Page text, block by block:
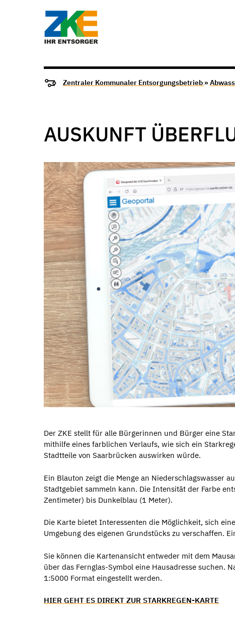
Zentraler Kommunaler Entsorgungsbetrieb »
AUSKUNFT
Der ZKE stellt für alle Bürgerinnen und Bürger eine
mithilfe eines farblichen Verlaufs, wie sich ein
Stadtteile von Saarbrücken auswirken würde.
Ein Blauton zeigt die Menge an Niederschlagswasser
Stadtgebiet sammeln kann. Die Intensität der Farbe
Zentimeter) bis Dunkelblau (1 Meter).
Die Karte bietet Interessenten die Möglichkeit, sich
Umgebung des eigenen Grundstücks zu verschaffen.
Sie können die Kartenansicht entweder mit dem
über das Fernglas-Symbol eine Hausadresse suchen.
1:5000 Format eingestellt werden.
HIER GEHT ES DIREKT ZUR STARKREGEN-KARTE